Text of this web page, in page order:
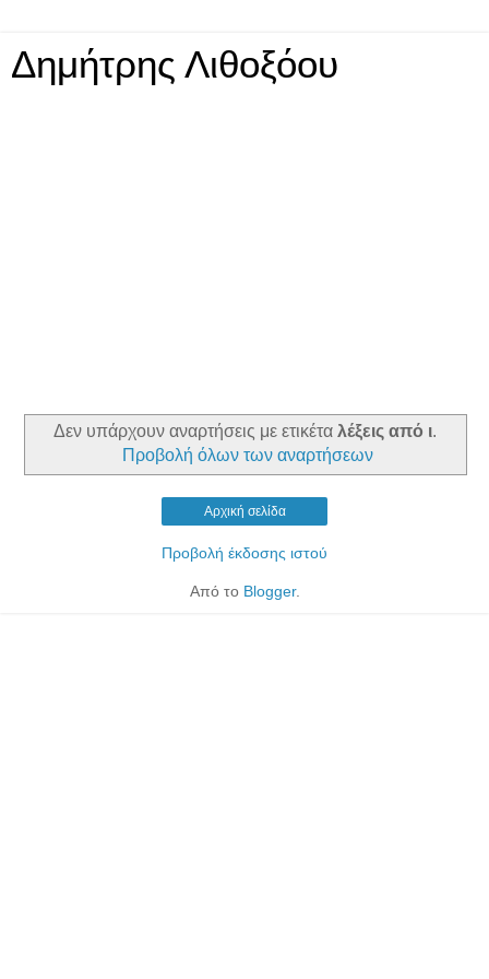
Δημήτρης Λιθοξόου
Δεν υπάρχουν αναρτήσεις με ετικέτα λέξεις από ι.
Προβολή όλων των αναρτήσεων
Αρχική σελίδα
Προβολή έκδοσης ιστού
Από το Blogger.